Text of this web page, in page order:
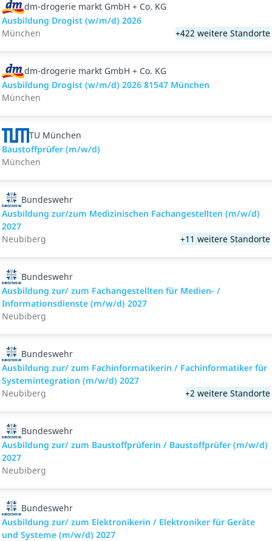
dm-drogerie markt GmbH + Co. KG
Ausbildung Drogist (w/m/d) 2026
München
+422 weitere Standorte
dm-drogerie markt GmbH + Co. KG
Ausbildung Drogist (w/m/d) 2026 81547 München
München
TU München
Baustoffprüfer (m/w/d)
München
Bundeswehr
Ausbildung zur/zum Medizinischen Fachangestellten (m/w/d)
2027
Neubiberg
+11 weitere Standorte
Bundeswehr
Ausbildung zur/ zum Fachangestellten für Medien- /
Informationsdienste (m/w/d) 2027
Neubiberg
Bundeswehr
Ausbildung zur/ zum Fachinformatikerin / Fachinformatiker für
Systemintegration (m/w/d) 2027
Neubiberg
+2 weitere Standorte
Bundeswehr
Ausbildung zur/ zum Baustoffprüferin / Baustoffprüfer (m/w/d)
2027
Neubiberg
Bundeswehr
Ausbildung zur/ zum Elektronikerin / Elektroniker für Geräte
und Systeme (m/w/d) 2027